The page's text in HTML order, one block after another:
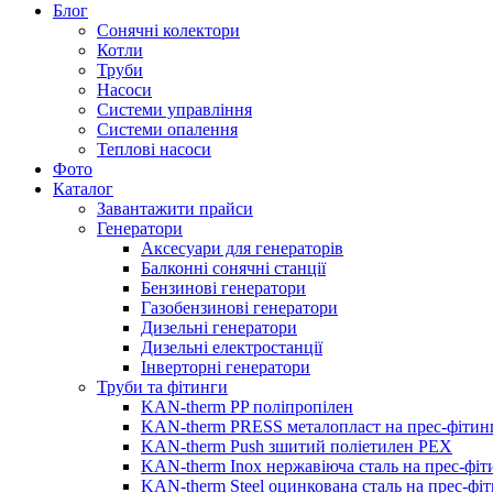
Блог
Сонячні колектори
Котли
Труби
Насоси
Системи управління
Системи опалення
Теплові насоси
Фото
Каталог
Завантажити прайси
Генератори
Аксесуари для генераторів
Балконні сонячні станції
Бензинові генератори
Газобензинові генератори
Дизельні генератори
Дизельні електростанції
Інверторні генератори
Труби та фітинги
KAN-therm PP поліпропілен
KAN-therm PRESS металопласт на прес-
KAN-therm Push зшитий поліетилен PEX
KAN-therm Inox нержавіюча сталь на прес-
KAN-therm Steel оцинкована сталь на прес-